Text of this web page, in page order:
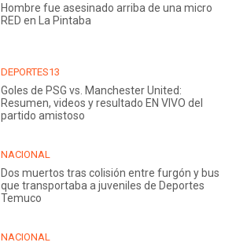
Hombre fue asesinado arriba de una micro
RED en La Pintaba
DEPORTES13
Goles de PSG vs. Manchester United:
Resumen, videos y resultado EN VIVO del
partido amistoso
NACIONAL
Dos muertos tras colisión entre furgón y bus
que transportaba a juveniles de Deportes
Temuco
NACIONAL